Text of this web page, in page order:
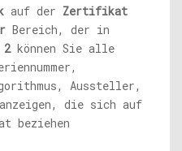
auf der Zertifikat
Bereich, der in
können Sie alle
Aussteller,
die sich auf
beziehen